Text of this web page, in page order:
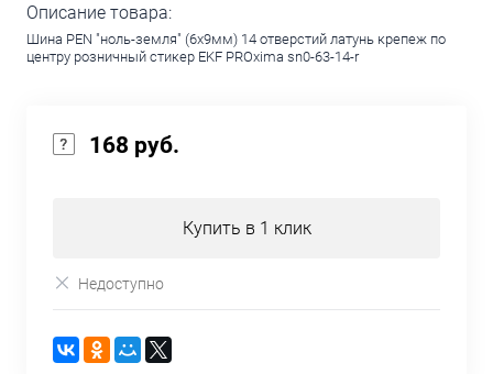
Описание товара:
Шина PEN "ноль-земля" (6х9мм) 14 отверстий латунь крепеж по
центру розничный стикер EKF PROxima sn0-63-14-r
168 руб.
Купить в 1 клик
Недоступно